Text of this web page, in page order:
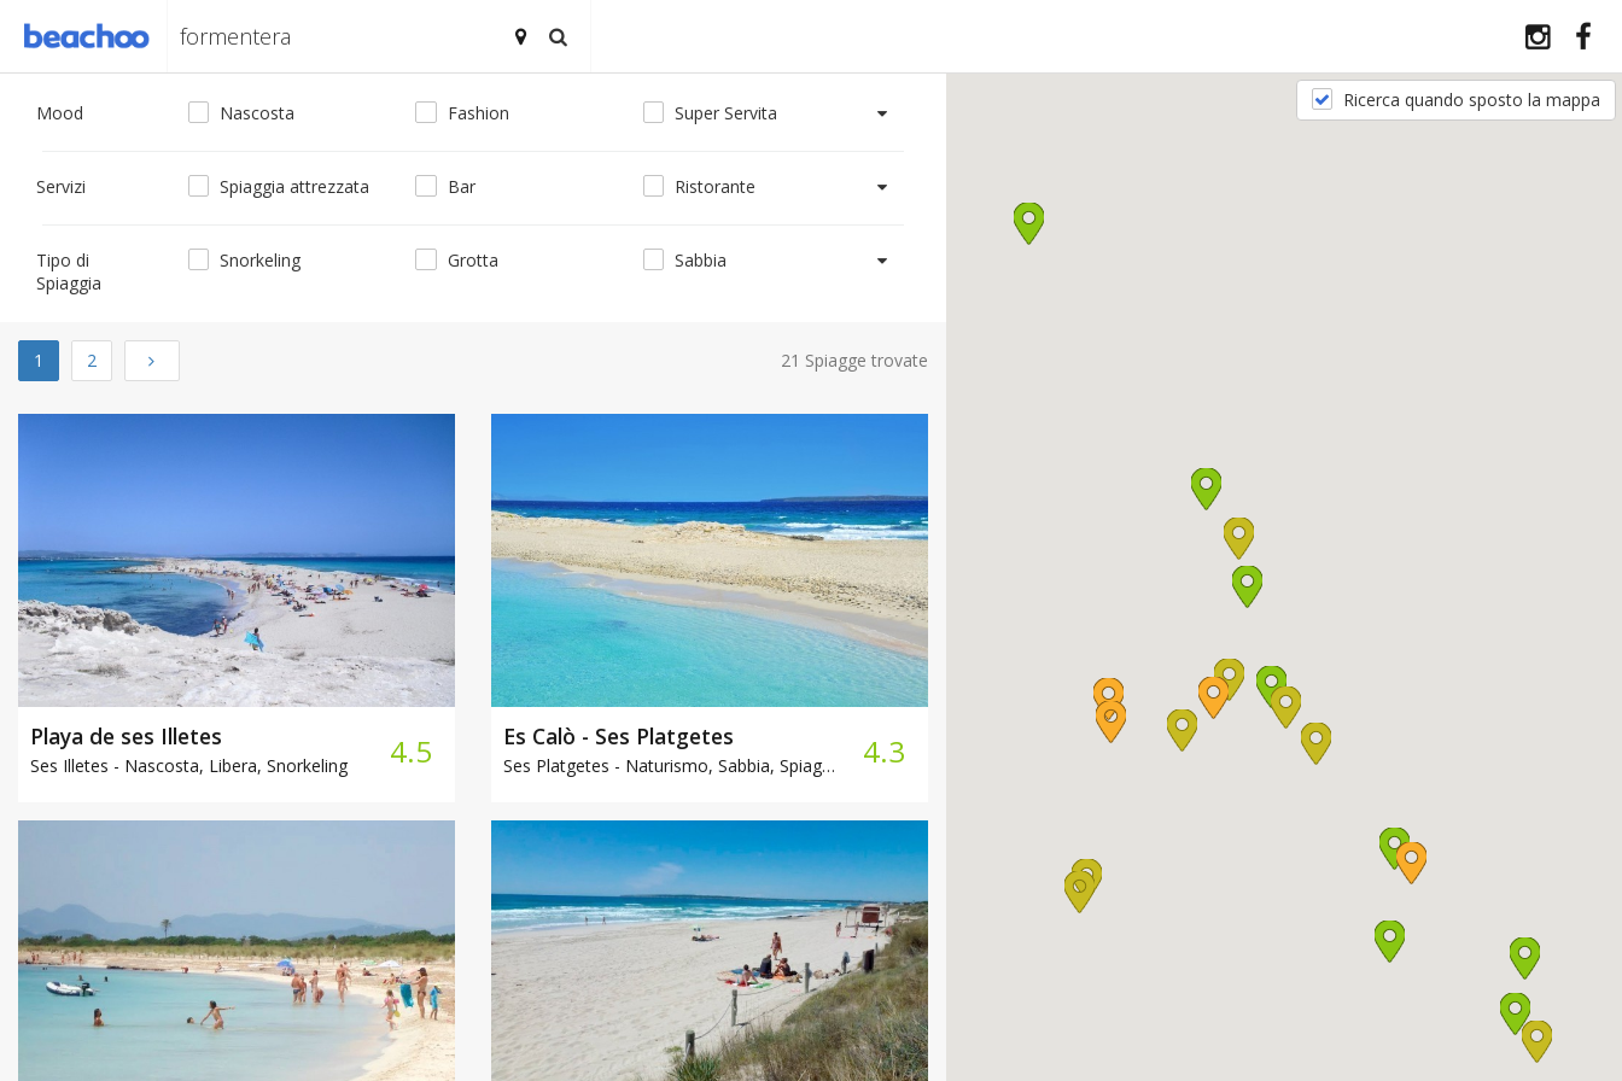
Mood Nascosta Fashion Super Servita
Servizi Spiaggia attrezzata Bar Ristorante
Tipo di
Spiaggia
Snorkeling Grotta Sabbia
1 2 Next 21 Spiagge trovate
Playa de ses Illetes
Ses Illetes - Nascosta, Libera, Snorkeling 4.5 Es Calò - Ses Platgetes
Ses Platgetes - Naturismo, Sabbia, Spiaggia attrezzata 4.3
Ricerca quando sposto la mappa